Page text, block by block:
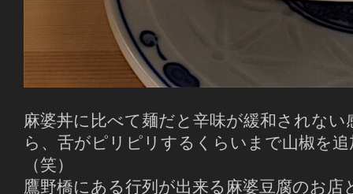
麻婆丼に比べて麺だと辛味が緩和されない
ら、舌がピリピリするくらいまで山椒を
（笑）
鷹野橋にある行列が出来る麻婆豆腐のお店